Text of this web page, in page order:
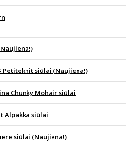
Petiteknit siūlai (Naujiena!)
Chunky Mohair siūlai
Alpakka siūlai
siūlai (Naujiena!)